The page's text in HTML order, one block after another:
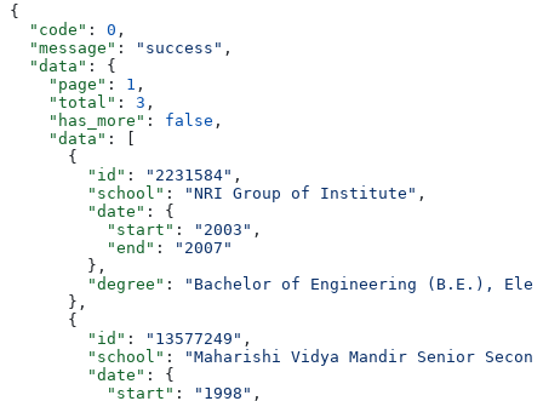
{
  "code"
: 0 ,
  "message"
: "success" ,
  "data"
: {
    "page"
: 1 ,
    "total"
: 3 ,
    "has_more"
: false ,
    "data"
: [
      {
        "id"
: "2231584" ,
        "school"
: "NRI Group of Institute" ,
        "date"
: {
          "start"
: "2003" ,
          "end"
:
"2007"
        },
        "degree"
:
"Bachelor of Engineering (B.E.),
      },
      {
        "id"
: "13577249" ,
        "school"
:
"Maharishi Vidya Mandir Senior
        "date"
: {
          "start"
: "1998" ,